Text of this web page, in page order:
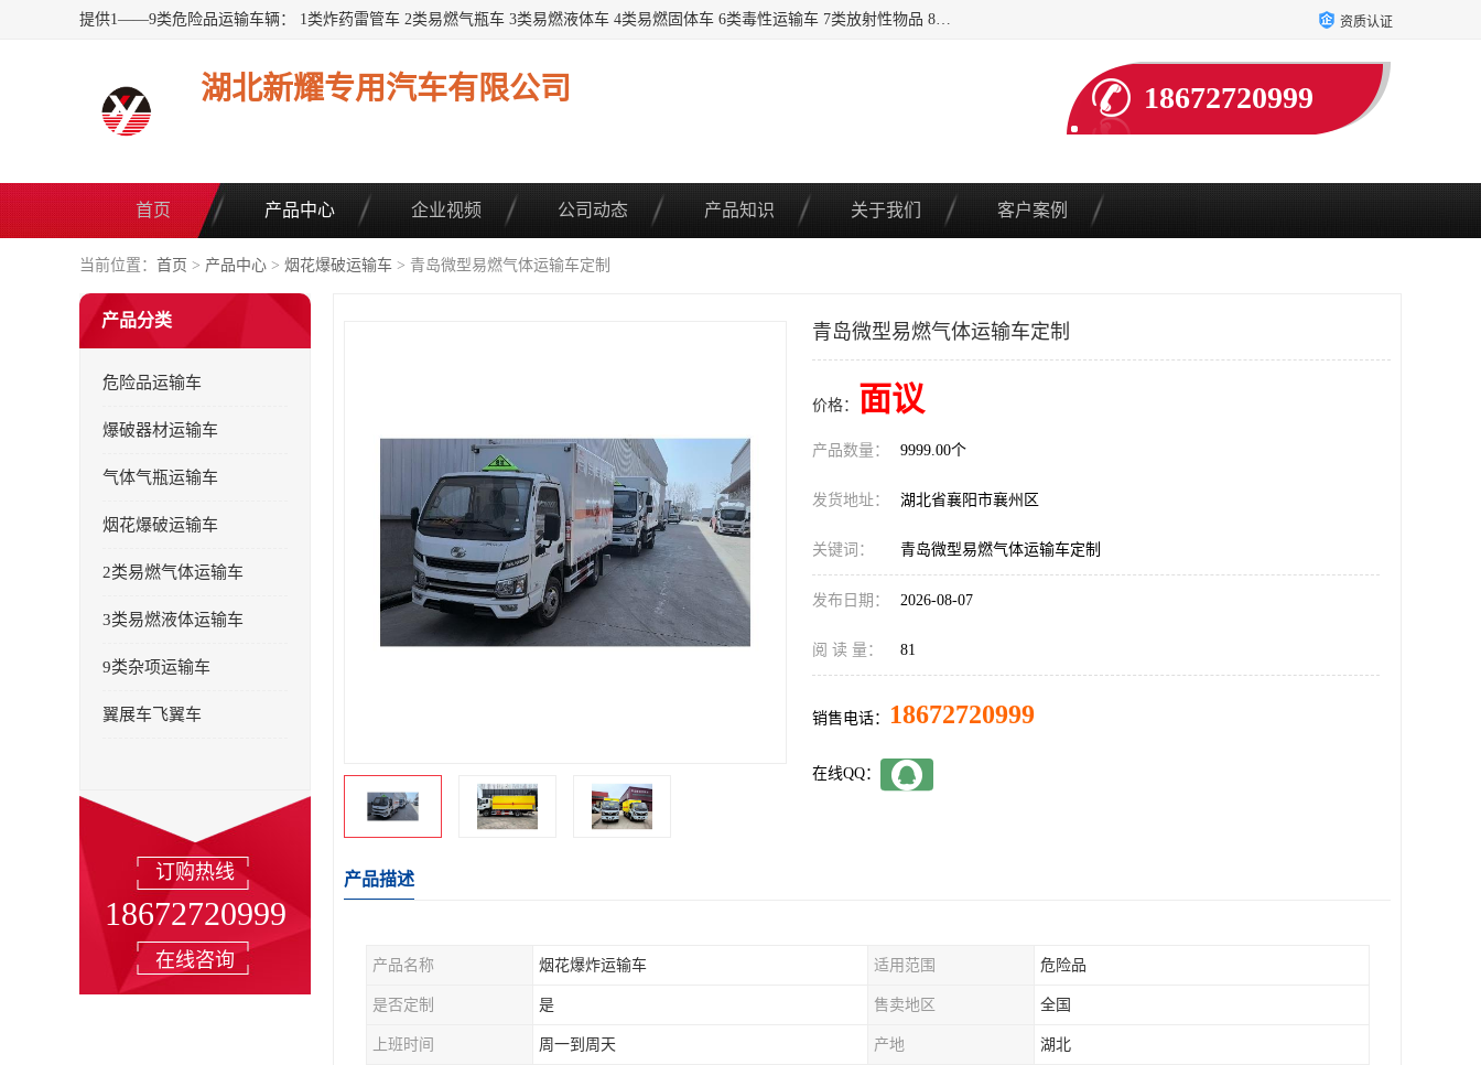
提供1——9类危险品运输车辆： 1类炸药雷管车 2类易燃气瓶车 3类易燃液体车 4类易燃固体车 6类毒性运输车 7类放射性物品 8类腐蚀性物品 9类杂项类物品 各类底盘，品种齐全。厂家直供，品质保证。 公告品种环保齐全，上牌无忧。 全国可送货上门，可分期，可*，可包牌。 详情可咨询: *（微信同号） 资质认证
湖北新耀专用汽车有限公司 18672720999
首页 产品中心 企业视频 公司动态 产品知识 关于我们 客户案例
当前位置： 首页 > 产品中心 > 烟花爆破运输车 > 青岛微型易燃气体运输车定制
产品分类
危险品运输车
爆破器材运输车
气体气瓶运输车
烟花爆破运输车
2类易燃气体运输车
3类易燃液体运输车
9类杂项运输车
翼展车飞翼车
订购热线
18672720999
在线咨询
青岛微型易燃气体运输车定制
价格： 面议
产品数量： 9999.00个
发货地址： 湖北省襄阳市襄州区
关键词： 青岛微型易燃气体运输车定制
发布日期： 2026-08-07
阅 读 量： 81
销售电话： 18672720999
在线QQ：
产品描述
产品名称 烟花爆炸运输车 适用范围 危险品
是否定制 是 售卖地区 全国
上班时间 周一到周天 产地 湖北